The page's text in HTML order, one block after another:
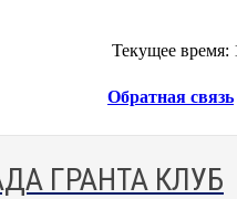
Текущее время:
Обратная связь
ГРАНТА КЛУБ